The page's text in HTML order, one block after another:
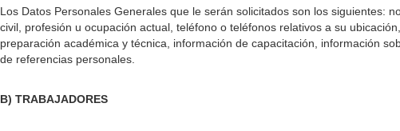
Los Datos Personales Generales que le serán solicitados son los siguientes:
civil, profesión u ocupación actual, teléfono o teléfonos relativos a su
preparación académica y técnica, información de capacitación, información
de referencias personales.
B) TRABAJADORES